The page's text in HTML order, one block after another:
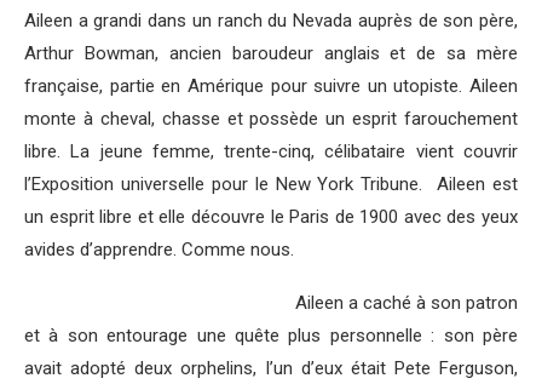
Aileen a grandi dans un ranch du Nevada auprès de son père,
Arthur Bowman, ancien baroudeur anglais et de sa mère
française, partie en Amérique pour suivre un utopiste. Aileen
monte à cheval, chasse et possède un esprit farouchement
libre. La jeune femme, trente-cinq, célibataire vient couvrir
l’Exposition universelle pour le New York Tribune. Aileen est
un esprit libre et elle découvre le Paris de 1900 avec des yeux
avides d’apprendre. Comme nous.
Aileen a caché à son patron
et à son entourage une quête plus personnelle : son père
avait adopté deux orphelins, l’un d’eux était Pete Ferguson,